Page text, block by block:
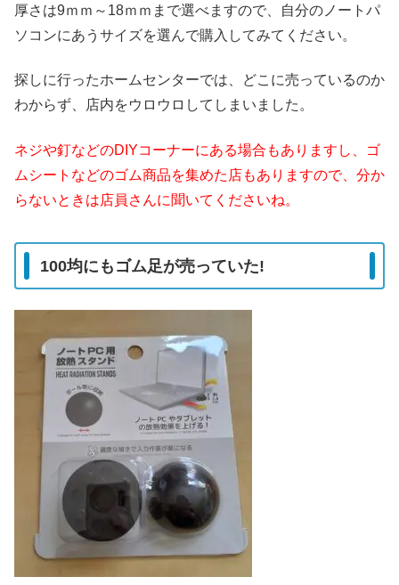
厚さは9ｍｍ～18ｍｍまで選べますので、自分のノートパ
ソコンにあうサイズを選んで購入してみてください。
探しに行ったホームセンターでは、どこに売っているのか
わからず、店内をウロウロしてしまいました。
ネジや釘などのDIYコーナーにある場合もありますし、ゴ
ムシートなどのゴム商品を集めた店もありますので、分か
らないときは店員さんに聞いてくださいね。
100均にもゴム足が売っていた!